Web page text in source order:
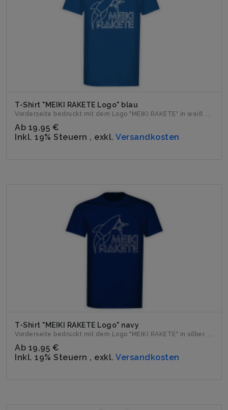
T-Shirt "MEIKI RAKETE Logo" blau
Vorderseite bedruckt mit dem Logo "MEIKI RAKETE" in weiß. ...
Ab 19,95 €
Inkl. 19% Steuern , exkl. Versandkosten
T-Shirt "MEIKI RAKETE Logo" navy
Vorderseite bedruckt mit dem Logo "MEIKI RAKETE" in silber. ...
Ab 19,95 €
Inkl. 19% Steuern , exkl. Versandkosten